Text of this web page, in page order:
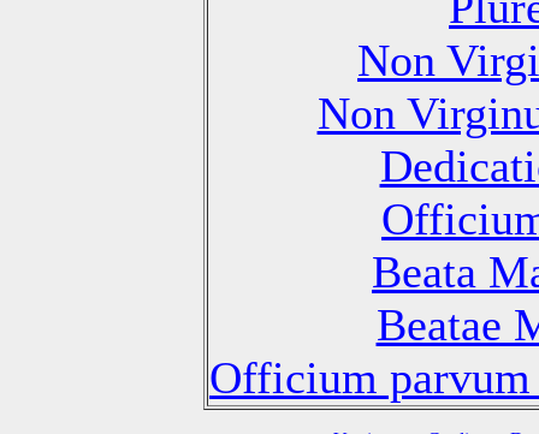
Non
Non
Beata
Beatae
Officium